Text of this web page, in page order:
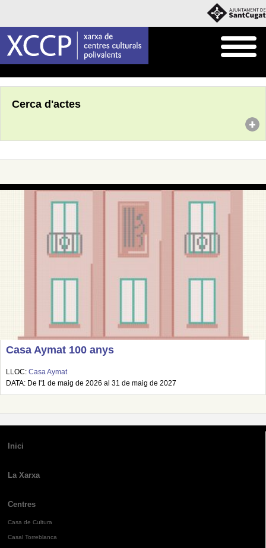
Cerca d'actes
Casa Aymat 100 anys
LLOC: Casa Aymat
DATA: De l'1 de maig de 2026 al 31 de maig de 2027
Inici
La Xarxa
Centres
Casa de Cultura
Casal Torreblanca